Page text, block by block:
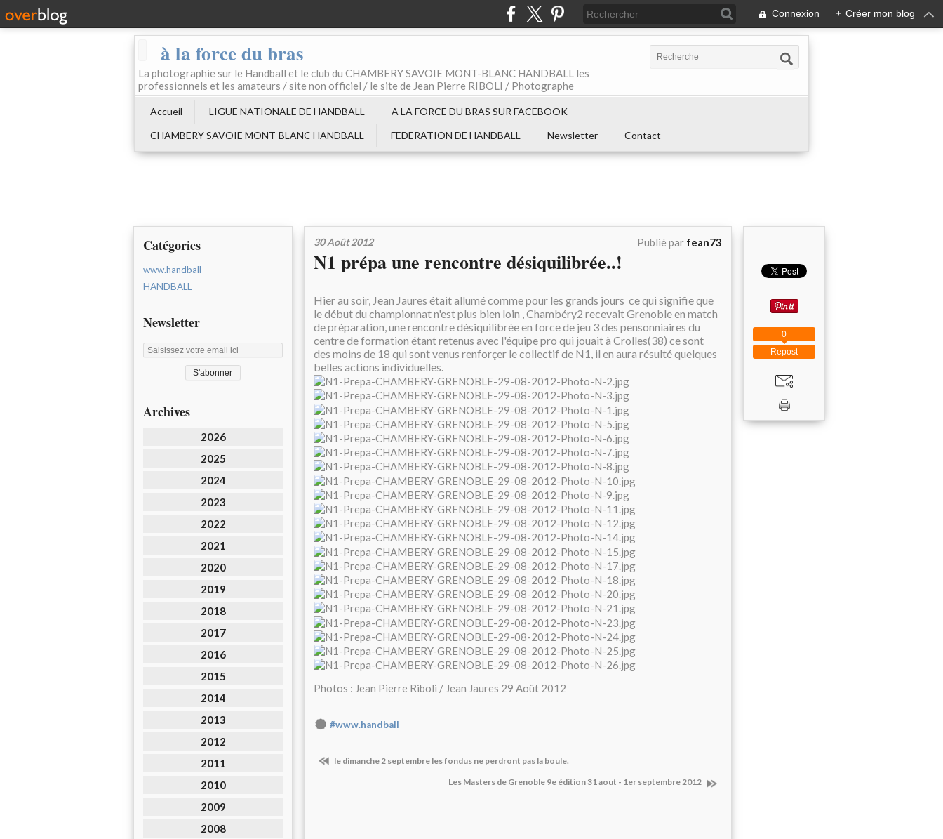
Connexion + Créer mon blog
à la force du bras
La photographie sur le Handball et le club du CHAMBERY SAVOIE MONT-BLANC HANDBALL les
professionnels et les amateurs / site non officiel / le site de Jean Pierre RIBOLI / Photographe
Accueil LIGUE NATIONALE DE HANDBALL
A LA FORCE DU BRAS SUR FACEBOOK
CHAMBERY SAVOIE MONT-BLANC HANDBALL
FEDERATION DE HANDBALL Newsletter Contact
Catégories
www.handball
HANDBALL
Newsletter
Archives
2026
2025
2024
2023
2022
2021
2020
2019
2018
2017
2016
2015
2014
2013
2012
2011
2010
2009
2008
30 Août 2012 Publié par fean73
N1 prépa une rencontre désiquilibrée..!
Hier au soir, Jean Jaures était allumé comme pour les grands jours ce qui signifie que
le début du championnat n'est plus bien loin , Chambéry2 recevait Grenoble en match
de préparation, une rencontre désiquilibrée en force de jeu 3 des pensonniaires du
centre de formation étant retenus avec l'équipe pro qui jouait à Crolles(38) ce sont
des moins de 18 qui sont venus renforçer le collectif de N1, il en aura résulté quelques
belles actions individuelles.
Photos : Jean Pierre Riboli / Jean Jaures 29 Août 2012
#www.handball
le dimanche 2 septembre les fondus ne perdront pas la boule.
Les Masters de Grenoble 9e édition 31 aout - 1er septembre 2012
Repost
0